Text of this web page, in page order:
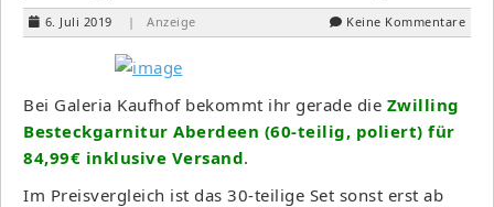
6. Juli 2019 | Anzeige Keine Kommentare
Bei Galeria Kaufhof bekommt ihr gerade die Zwilling
Besteckgarnitur Aberdeen (60-teilig, poliert) für
84,99€ inklusive Versand.
Im Preisvergleich ist das 30-teilige Set sonst erst ab